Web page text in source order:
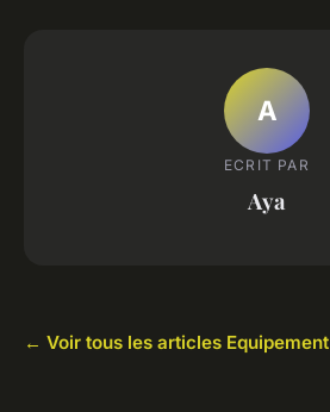
A
ECRIT PAR
Aya
← Voir tous les articles Equipement